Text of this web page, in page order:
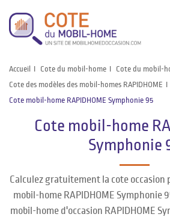
Accueil Cote du mobil-home
Cote du mobil-
Cote des modèles des mobil-homes RAPIDHOME
Cote mobil-home RAPIDHOME Symphonie 95
Cote mobil-home
Symphonie
Calculez gratuitement la cote occasion
mobil-home RAPIDHOME Symphonie
mobil-home d'occasion RAPIDHOME